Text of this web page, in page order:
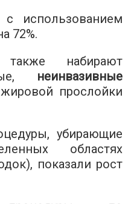
с использованием
72%.
набирают
неинвазивные
прослойки
убирающие
областях
показали рост